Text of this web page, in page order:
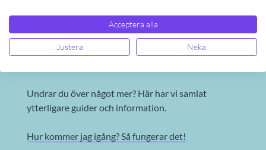
Undrar du över något mer? Här har vi samlat
ytterligare guider och information.
Hur kommer jag igång? Så fungerar det!
Acceptera alla
Justera Neka